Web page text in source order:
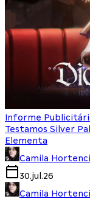
Informe
Testamos Silver
Elementa
Camila
30.jul.26
Camila